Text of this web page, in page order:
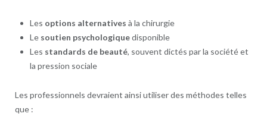
Les options alternatives à la chirurgie
Le soutien psychologiquedisponible
Les standards de beauté, souvent dictés par la société et
la pression sociale
Les professionnels devraient ainsi utiliser des méthodes telles
que :